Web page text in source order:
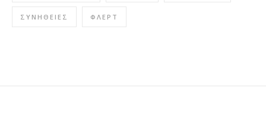
ΣΥΝΉΘΕΙΕΣ ΦΛΕΡΤ